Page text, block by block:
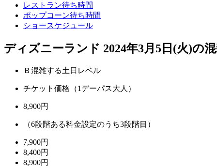
レストラン待ち時間
ポップコーン待ち時間
ショースケジュール
ディズニーランド 2024年3月5日(火)の
Ｂ混雑する土日レベル
チケット価格（1デーパス大人）
8,900円
（6段階ある料金設定のうち3段階目）
7,900円
8,400円
8,900円